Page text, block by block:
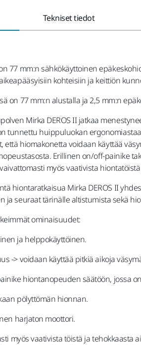
Tekniset tiedot
on 77 mm:n sähkökäyttoinen
kohteisiin ja keittiön
on 77 mm:n alustalla ja 2,5 mm:n
Mirka DEROS II jatkaa
tunnettu huippuluokan
että hiomakonetta voidaan käyttää
Erillinen on/off-painike
myös vaativista
hiontaratkaisua Mirka DEROS II
ja seuraat tärinälle altistumista sekä
ominaisuudet:
ja helppokäyttöinen.
-> voidaan käyttää pitkiä aikoja
hiontanopeuden säätöön, jossa
pölyttömän hionnan.
harjaton moottori.
myös vaativista töistä ja tehokkaasta